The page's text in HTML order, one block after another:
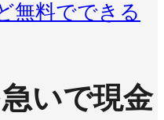
無料でできる
いで現金